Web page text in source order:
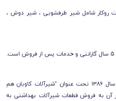
روکار شامل شیر ظرفشویی ، شیر دوش ،
شرکت کاویان برند شیرآلات خود را در سال ۱۳۸۶ تحت عنوان “شیرآلات کاویان هم
آن به فروش قطعات شیرآلات بهداشتی به